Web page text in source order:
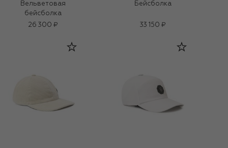
Вельветовая
бейсболка
26 300 ₽
Бейсболка
33 150 ₽